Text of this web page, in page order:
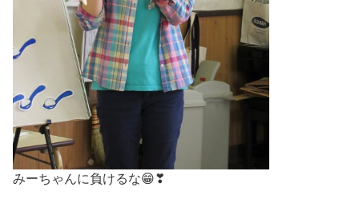
みーちゃんに負けるな😁❣